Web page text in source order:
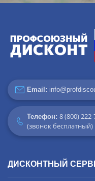
Email:
Телефон: 8 (800)
(звонок бесплатный)
ДИСКОНТНЫЙ